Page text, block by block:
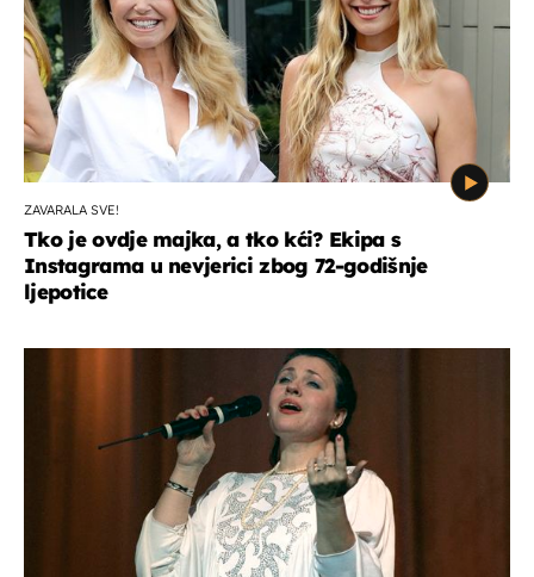
ZAVARALA SVE!
Tko je ovdje majka, a tko kći? Ekipa s
Instagrama u nevjerici zbog 72-godišnje
ljepotice